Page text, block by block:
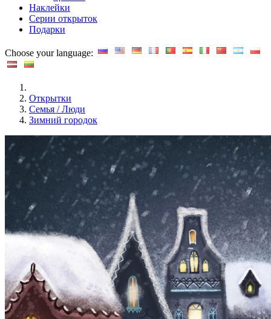
Наклейки
Серии открыток
Подарки
Choose your language:
Открытки
Семья / Люди
Зимний городок